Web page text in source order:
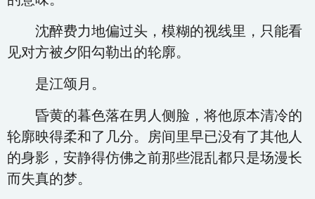
沈醉费力地偏过头，模糊的视线里，只能看
见对方被夕阳勾勒出的轮廓。
是江颂月。
昏黄的暮色落在男人侧脸，将他原本清冷的
轮廓映得柔和了几分。房间里早已没有了其他人
的身影，安静得仿佛之前那些混乱都只是场漫长
而失真的梦。